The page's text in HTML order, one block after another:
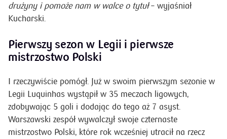
drużyny i pomoże nam w walce o tytuł– wyjaśniał
Kucharski.
Pierwszy sezon w Legii i pierwsze
mistrzostwo Polski
I rzeczywiście pomógł. Już w swoim pierwszym sezonie w
Legii Luquinhas wystąpił w 35 meczach ligowych,
zdobywając 5 goli i dodając do tego aż 7 asyst.
Warszawski zespół wywalczył swoje czternaste
mistrzostwo Polski, które rok wcześniej utracił na rzecz